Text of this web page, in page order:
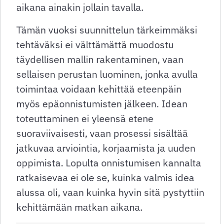
aikana ainakin jollain tavalla.
Tämän vuoksi suunnittelun tärkeimmäksi
tehtäväksi ei välttämättä muodostu
täydellisen mallin rakentaminen, vaan
sellaisen perustan luominen, jonka avulla
toimintaa voidaan kehittää eteenpäin
myös epäonnistumisten jälkeen. Idean
toteuttaminen ei yleensä etene
suoraviivaisesti, vaan prosessi sisältää
jatkuvaa arviointia, korjaamista ja uuden
oppimista. Lopulta onnistumisen kannalta
ratkaisevaa ei ole se, kuinka valmis idea
alussa oli, vaan kuinka hyvin sitä pystyttiin
kehittämään matkan aikana.